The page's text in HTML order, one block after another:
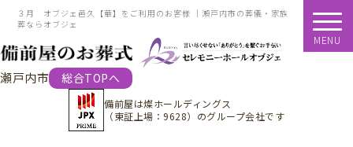
３月 オブジェ邑久【華】をご利用のお客様 ｜瀬戸内市の葬儀・家族
葬ならオブジェ
総合TOPへ
瀬戸内市
備前屋は燦ホールディングス
（東証上場：9628） のグループ会社です
MENU